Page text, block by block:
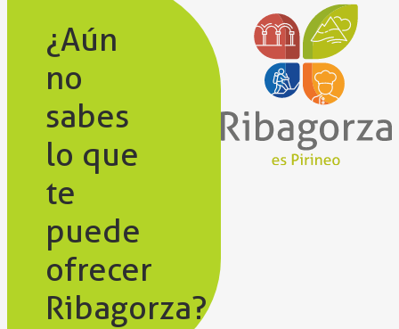
¿Aún
no
sabes
lo que
te
puede
ofrecer
Ribagorza?